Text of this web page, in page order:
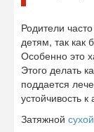
Родители
детям, так как
Особенно это
Этого делать
поддается
устойчивость
Затяжной